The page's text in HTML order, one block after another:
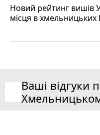
Новий рейтинг вишів
місця в хмельницьких
Ваші відгуки